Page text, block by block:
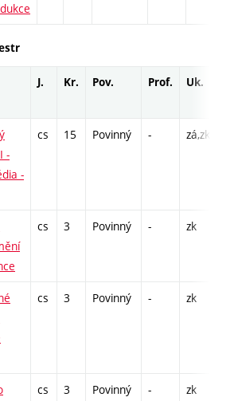
J. Kr. Pov. Prof. Uk.
-
-
cs 15 Povinný - zá,zk
cs 3 Povinný - zk
cs 3 Povinný - zk
cs 3 Povinný - zk